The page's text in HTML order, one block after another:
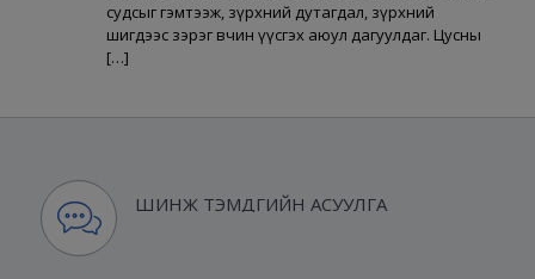
судсыг гэмтээж, зүрхний дутагдал, зүрхний
шигдээс зэрэг өвчин үүсгэх аюул дагуулдаг. Цусны
[…]
ШИНЖ ТЭМДГИЙН АСУУЛГА